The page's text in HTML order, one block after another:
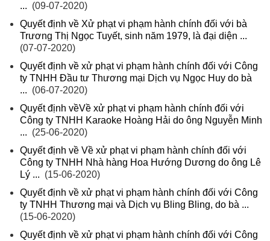
... (09-07-2020)
Quyết định về Xử phạt vi phạm hành chính đối với bà
Trương Thị Ngọc Tuyết, sinh năm 1979, là đại diện ...
(07-07-2020)
Quyết định về xử phạt vi phạm hành chính đối với Công
ty TNHH Đầu tư Thương mại Dịch vụ Ngọc Huy do bà
... (06-07-2020)
Quyết định vềVề xử phạt vi phạm hành chính đối với
Công ty TNHH Karaoke Hoàng Hải do ông Nguyễn Minh
... (25-06-2020)
Quyết định về Về xử phạt vi phạm hành chính đối với
Công ty TNHH Nhà hàng Hoa Hướng Dương do ông Lê
Lý ... (15-06-2020)
Quyết định về xử phạt vi phạm hành chính đối với Công
ty TNHH Thương mại và Dịch vụ Bling Bling, do bà ...
(15-06-2020)
Quyết định về xử phạt vi phạm hành chính đối với Công